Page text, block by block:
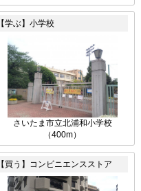
【学ぶ】小学校
さいたま市立北浦和小学校
（400m）
【買う】コンビニエンスストア